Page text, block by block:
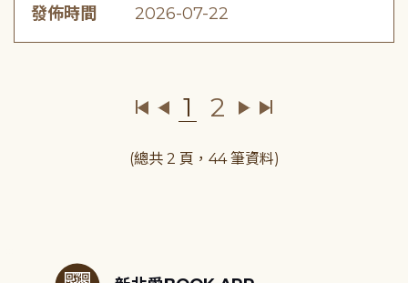
發佈時間 2026-07-22
1 2
(總共 2 頁，44 筆資料)